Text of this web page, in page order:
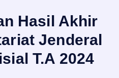
Hasil Akhir
Jenderal
T.A 2024